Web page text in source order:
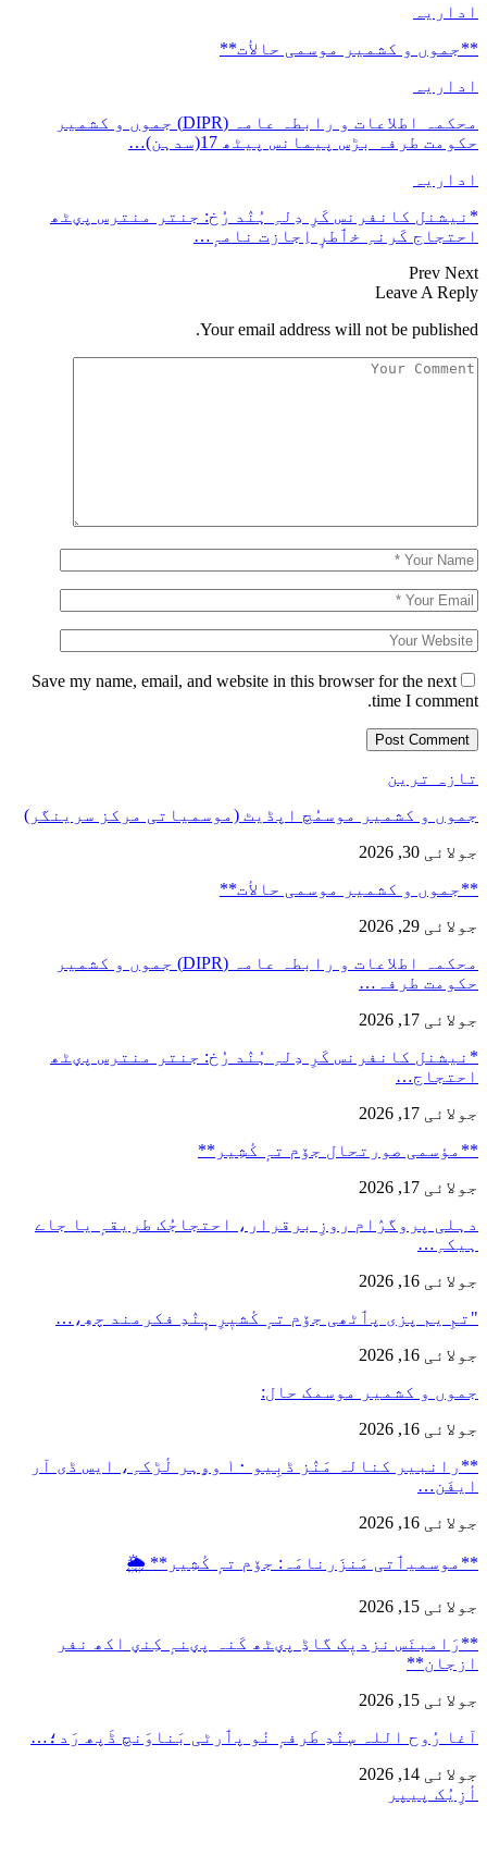
اداریہ
**جموں و كشمیر موسمی حالأت**
اداریہ
محکمہ اطلاعات و رابطہ عامہ (DIPR) جموں و کشمیر
حکومت طرفہ بڑس پیمانس پیٹھ 17(سدہن)…
اداریہ
*نیشنل کانفرنس کَرِ دِلہِ ہُنٛد رُخ: جنتر منترس پؠٹھ
احتجاج کَرنہِ خٲطرٕ اِجازت نامہٕ…
Prev Next
Leave A Reply
Your email address will not be published.
Save my name, email, and website in this browser for the next
time I comment.
تازہ ترین
جموں و کشمیر موسمُچ اپڈیٹ (موسمیاتی مرکز سرینگر)
جولائی 30, 2026
**جموں و كشمیر موسمی حالأت**
جولائی 29, 2026
محکمہ اطلاعات و رابطہ عامہ (DIPR) جموں و کشمیر
حکومت طرفہ…
جولائی 17, 2026
*نیشنل کانفرنس کَرِ دِلہِ ہُنٛد رُخ: جنتر منترس پؠٹھ
احتجاج…
جولائی 17, 2026
**مؤسمی صورتحال جۆم تہٕ کٔشِیر**
جولائی 17, 2026
دہلی پروگرٛام روزِ برقرار، احتجاجُک طریقہٕ یا جاے
ہیکہِ…
جولائی 16, 2026
"تمِ یم پزی پٲٹھی جۆم تہٕ کٔشیٖرِ ہٕنٛدِ فکرمند چھِ،…
جولائی 16, 2026
جموں و کشمیر موسمک حال:
جولائی 16, 2026
**رانبیر کنالہ مَنٛز ڈبِیو ۱۰ وۄہر لٔڑکہِ، ایس ڈی آر
ایفَن…
جولائی 16, 2026
**موسمیٲتی مَنزَرنامَہ: جۆم تہٕ کٔشِیر** 🌦️
جولائی 15, 2026
**رَامبنَس نزدیٖک گاڈِ پؠٹھ کَنہ پؠنہٕ کِنؠ اکھ نفر
ازجان**
جولائی 15, 2026
آغا رُوح اللہ سٕنٛدِ طَرفہٕ نٔو پٲرٹی بَناوَنچ ڈَپھ رَد؛…
جولائی 14, 2026
أزِیُک پیپر